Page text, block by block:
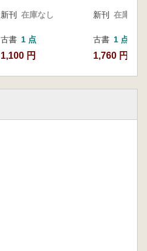
新刊 在庫なし
古書 1 点
1,100 円
新刊 在庫なし
古書 1 点
1,760 円